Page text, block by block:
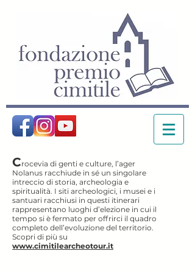
Crocevia di genti e culture, l’ager
Nolanus racchiude in sé un singolare
intreccio di storia, archeologia e
spiritualità. I siti archeologici, i musei e i
santuari racchiusi in questi itinerari
rappresentano luoghi d’elezione in cui il
tempo si è fermato per offrirci il quadro
completo dell’evoluzione del territorio.
Scopri di più su
www.cimitilearcheotour.it